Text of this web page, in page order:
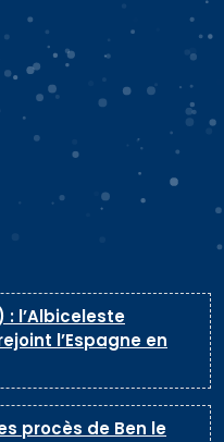
l’Albiceleste
l’Espagne en
procès de Ben le